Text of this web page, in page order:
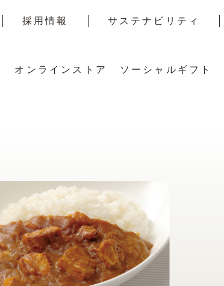
採用情報 サステナビリティ
ニュー
ープラン・メニュー
駅直結店舗
ー
リー
ら
オンラインストア
NEW
ソーシャルギフト